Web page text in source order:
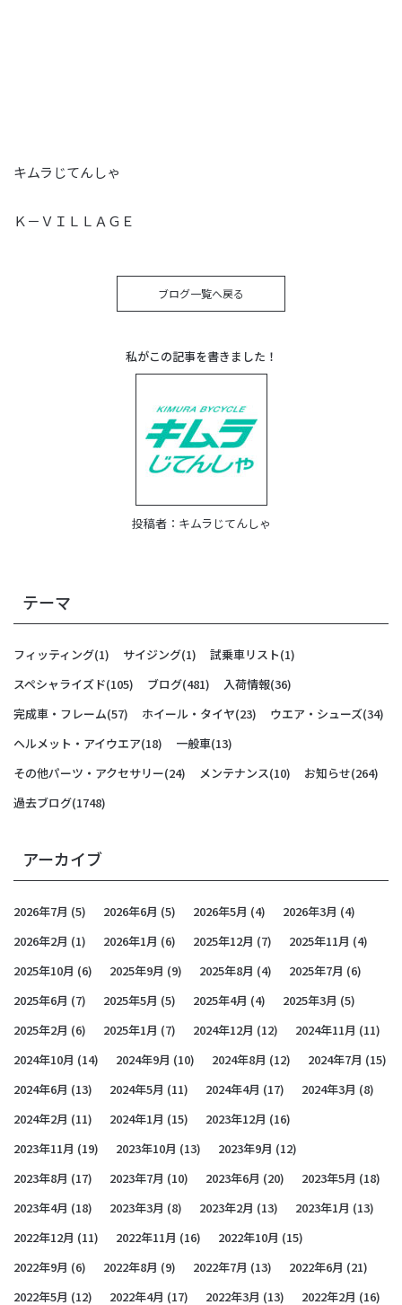
キムラじてんしゃ
Ｋ－ＶＩＬＬＡＧＥ
ブログ一覧へ戻る
私がこの記事を書きました！
投稿者： キムラじてんしゃ
テーマ
フィッティング(1) サイジング(1) 試乗車リスト(1)
スペシャライズド(105) ブログ(481) 入荷情報(36)
完成車・フレーム(57) ホイール・タイヤ(23) ウエア・シューズ(34)
ヘルメット・アイウエア(18) 一般車(13)
その他パーツ・アクセサリー(24) メンテナンス(10) お知らせ(264)
過去ブログ(1748)
アーカイブ
2026年7月 (5) 2026年6月 (5) 2026年5月 (4) 2026年3月 (4)
2026年2月 (1) 2026年1月 (6) 2025年12月 (7) 2025年11月 (4)
2025年10月 (6) 2025年9月 (9) 2025年8月 (4) 2025年7月 (6)
2025年6月 (7) 2025年5月 (5) 2025年4月 (4) 2025年3月 (5)
2025年2月 (6) 2025年1月 (7) 2024年12月 (12) 2024年11月 (11)
2024年10月 (14) 2024年9月 (10) 2024年8月 (12) 2024年7月 (15)
2024年6月 (13) 2024年5月 (11) 2024年4月 (17) 2024年3月 (8)
2024年2月 (11) 2024年1月 (15) 2023年12月 (16)
2023年11月 (19) 2023年10月 (13) 2023年9月 (12)
2023年8月 (17) 2023年7月 (10) 2023年6月 (20) 2023年5月 (18)
2023年4月 (18) 2023年3月 (8) 2023年2月 (13) 2023年1月 (13)
2022年12月 (11) 2022年11月 (16) 2022年10月 (15)
2022年9月 (6) 2022年8月 (9) 2022年7月 (13) 2022年6月 (21)
2022年5月 (12) 2022年4月 (17) 2022年3月 (13) 2022年2月 (16)